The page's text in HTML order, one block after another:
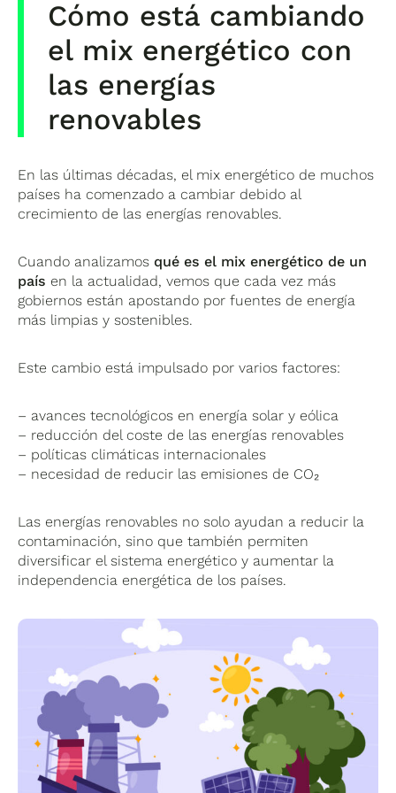
menos independencia energética. Por eso,
muchas políticas energéticas buscan
aumentar la producción de energía local
mediante renovables.
Cómo está cambiando
el mix energético con
las energías
renovables
En las últimas décadas, el mix energético de muchos
países ha comenzado a cambiar debido al
crecimiento de las energías renovables.
Cuando analizamos qué es el mix energético de un
país en la actualidad, vemos que cada vez más
gobiernos están apostando por fuentes de energía
más limpias y sostenibles.
Este cambio está impulsado por varios factores:
– avances tecnológicos en energía solar y eólica
– reducción del coste de las energías renovables
– políticas climáticas internacionales
– necesidad de reducir las emisiones de CO₂
Las energías renovables no solo ayudan a reducir la
contaminación, sino que también permiten
diversificar el sistema energético y aumentar la
independencia energética de los países.